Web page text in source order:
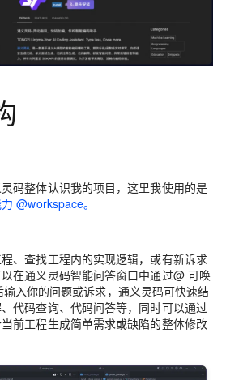
码整体认识我的项目，这里我使用的是
@workspace。
、查找工程内的实现逻辑，或有新诉求
在通义灵码智能问答窗口中通过@ 可唤
入你的问题或诉求，通义灵码可快速结
代码查询、代码问答等，同时可以通过
前工程生成简单需求或缺陷的整体修改